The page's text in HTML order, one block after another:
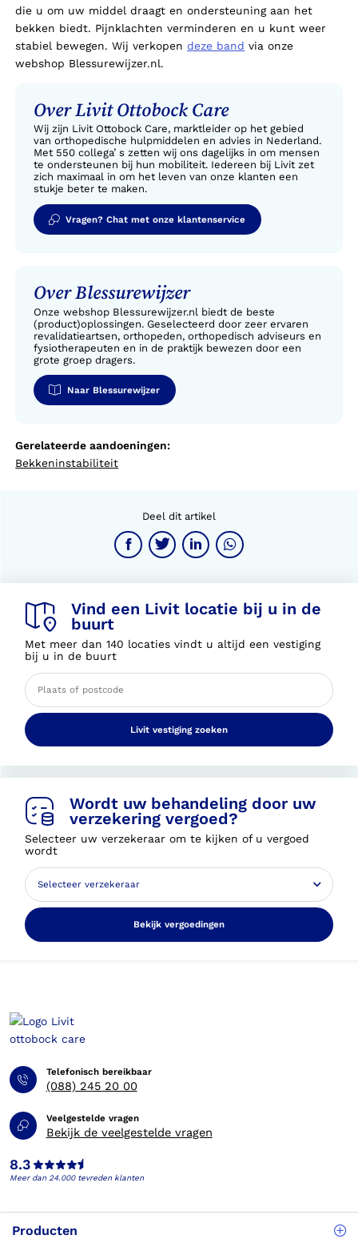
die u om uw middel draagt en ondersteuning aan het
bekken biedt. Pijnklachten verminderen en u kunt weer
stabiel bewegen. Wij verkopen deze band via onze
webshop Blessurewijzer.nl.
Over Livit Ottobock Care
Wij zijn Livit Ottobock Care, marktleider op het gebied
van orthopedische hulpmiddelen en advies in Nederland.
Met 550 collega’ s zetten wij ons dagelijks in om mensen
te ondersteunen bij hun mobiliteit. Iedereen bij Livit zet
zich maximaal in om het leven van onze klanten een
stukje beter te maken.
Vragen? Chat met onze klantenservice
Over Blessurewijzer
Onze webshop Blessurewijzer.nl biedt de beste
(product)oplossingen. Geselecteerd door zeer ervaren
revalidatieartsen, orthopeden, orthopedisch adviseurs en
fysiotherapeuten en in de praktijk bewezen door een
grote groep dragers.
Naar Blessurewijzer
Gerelateerde aandoeningen:
Bekkeninstabiliteit
Deel dit artikel
Vind een Livit locatie bij u in de
buurt
Met meer dan 140 locaties vindt u altijd een vestiging
bij u in de buurt
Livit vestiging zoeken
Wordt uw behandeling door uw
verzekering vergoed?
Selecteer uw verzekeraar om te kijken of u vergoed
wordt
Bekijk vergoedingen
Telefonisch bereikbaar
(088) 245 20 00
Veelgestelde vragen
Bekijk de veelgestelde vragen
8.3
Meer dan 24.000 tevreden klanten
Producten